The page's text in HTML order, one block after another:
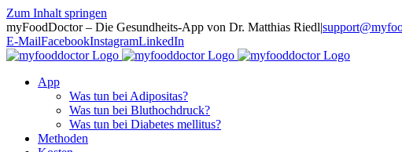
Zum Inhalt springen
myFoodDoctor – Die Gesundheits-App von Dr. Matthias Riedl|
E-MailFacebookInstagramLinkedIn
App
Was tun bei Adipositas?
Was tun bei Bluthochdruck?
Was tun bei Diabetes mellitus?
Methoden